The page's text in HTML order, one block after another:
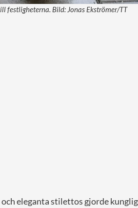
festligheterna. Bild: Jonas Ekströmer/TT
eleganta stilettos gjorde